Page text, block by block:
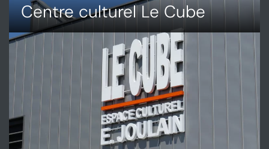
Centre culturel Le Cube
DÉCOUVRIR
CENTRE
CULTUREL
LE
CUBE